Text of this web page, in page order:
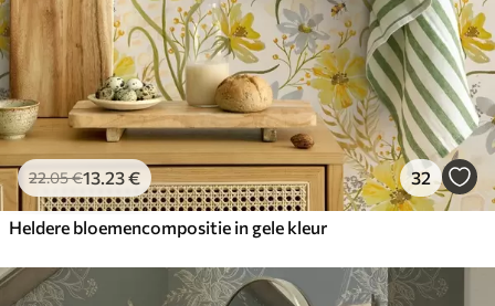
22.05€13.23€ 32
Heldere bloemencompositie in gele kleur